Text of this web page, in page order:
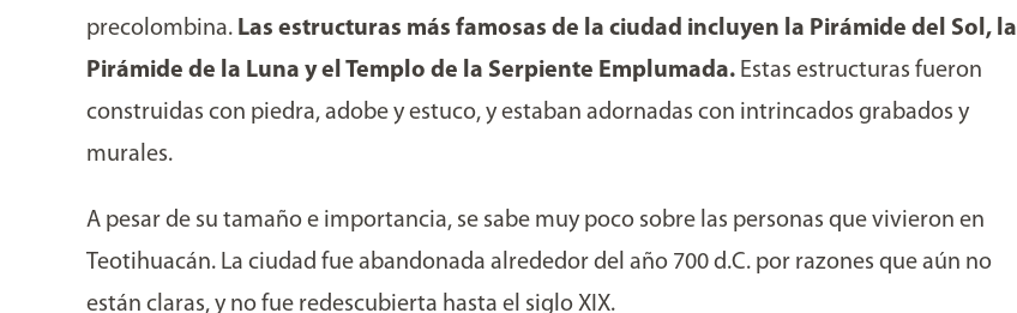
precolombina. Las estructuras más famosas de la ciudad incluyen la Pirámide del Sol, la
Pirámide de la Luna y el Templo de la Serpiente Emplumada. Estas estructuras fueron
construidas con piedra, adobe y estuco, y estaban adornadas con intrincados grabados y
murales.
A pesar de su tamaño e importancia, se sabe muy poco sobre las personas que vivieron en
Teotihuacán. La ciudad fue abandonada alrededor del año 700 d.C. por razones que aún no
están claras, y no fue redescubierta hasta el siglo XIX.